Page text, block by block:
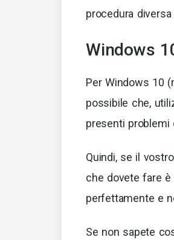
procedura
Windows
Per Windows 10
possibile che,
presenti problemi
Quindi, se il
che dovete fare è
perfettamente e
Se non sapete